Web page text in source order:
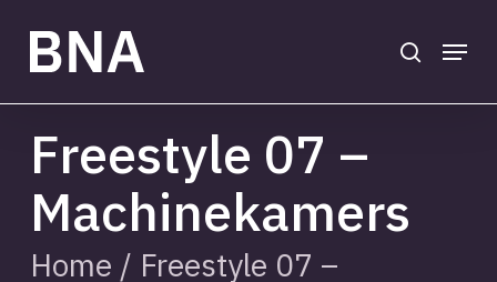
main
Menu
Freestyle 07 –
Machinekamers
Home / Freestyle 07 –
Close